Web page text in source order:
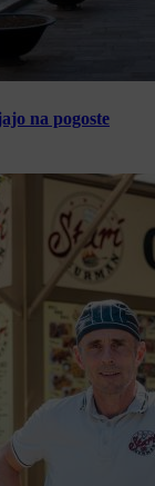
na pogoste